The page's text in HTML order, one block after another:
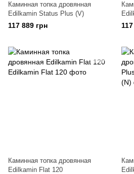
Каминная топка дровянная
Edilkamin Status Plus (V)
117 889 грн
Каминная топка дровянная
Edilkamin Flat 120